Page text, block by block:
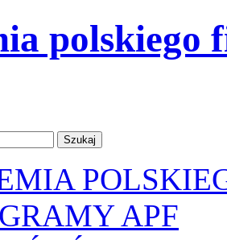
polskiego
APF